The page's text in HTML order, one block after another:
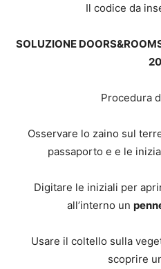
Il codice da
SOLUZIONE
20
Procedura
Osservare lo zaino sul
passaporto e e le
Digitare le iniziali per
all’interno un
Usare il coltello sulla
scoprire